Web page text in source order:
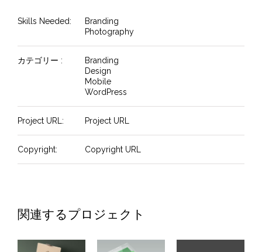
Skills Needed:
Branding
Photography
カテゴリー :
Branding
Design
Mobile
WordPress
Project URL: Project URL
Copyright: Copyright URL
関連するプロジェクト